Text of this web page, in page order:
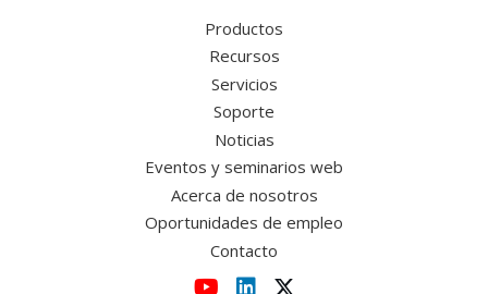
Productos
Recursos
Servicios
Soporte
Noticias
Eventos y seminarios web
Acerca de nosotros
Oportunidades de empleo
Contacto